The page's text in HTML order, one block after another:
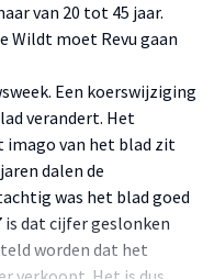
van 20 tot 45 jaar.
Wildt moet Revu gaan
Een koerswijziging
verandert. Het
imago van het blad zit
dalen de
was het blad goed
is dat cijfer geslonken
worden dat het